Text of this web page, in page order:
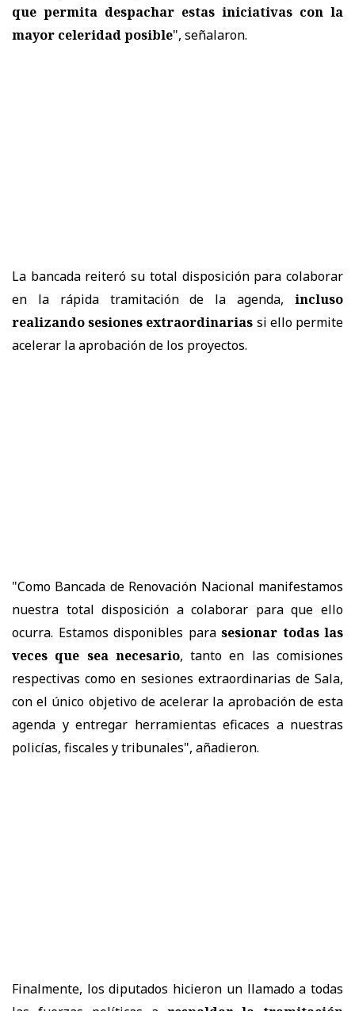
que permita despachar estas iniciativas con la
mayor celeridad posible", señalaron.
La bancada reiteró su total disposición para colaborar
en la rápida tramitación de la agenda, incluso
realizando sesiones extraordinarias si ello permite
acelerar la aprobación de los proyectos.
"Como Bancada de Renovación Nacional manifestamos
nuestra total disposición a colaborar para que ello
ocurra. Estamos disponibles para sesionar todas las
veces que sea necesario, tanto en las comisiones
respectivas como en sesiones extraordinarias de Sala,
con el único objetivo de acelerar la aprobación de esta
agenda y entregar herramientas eficaces a nuestras
policías, fiscales y tribunales", añadieron.
Finalmente, los diputados hicieron un llamado a todas